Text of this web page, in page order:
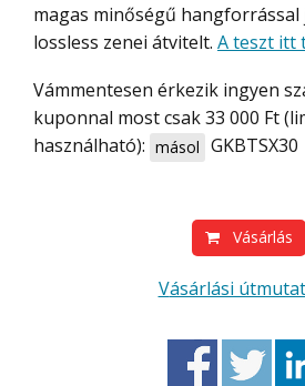
magas minőségű hangforrással
lossless zenei átvitelt. A teszt itt
Vámmentesen érkezik ingyen szállítással és
kuponnal most csak 33 000 Ft
használható): másol GKBTSX30
Vásárlás
Vásárlási